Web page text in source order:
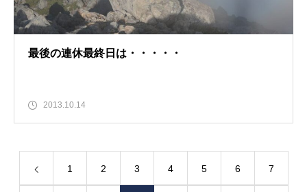
最後の連休最終日は・・・・・
2013.10.14
1 2 3 4 5 6 7